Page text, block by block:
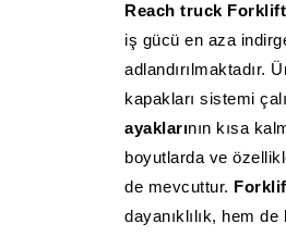
Reach truck Forklift
iş gücü en aza
adlandırılmaktadır.
kapakları sistemi
ayaklarının kısa
boyutlarda ve
de mevcuttur.
dayanıklılık, hem